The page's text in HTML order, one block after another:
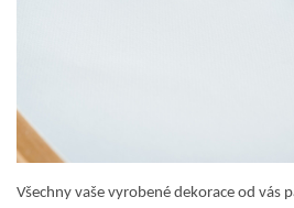
Všechny vaše vyrobené dekorace od vás